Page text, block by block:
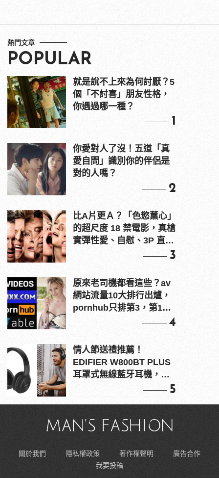
熱門文章
POPULAR
就是說不上來為何討厭？5
個「不討喜」朋友性格，
你遇過哪一種？
1
你愛對人了沒！五道「真
愛自問」識別你的伴侶是
對的人嗎？
2
比A片更Ａ？「色慾薰心」
的超尺度 18 禁電影，真槍
實彈性愛、自慰、3P 直接
3
原來老司機都看這些？av
網站流量10大排行出爐，
pornhub只排第3，第1名
4
情人節送禮推薦！
EDIFIER W800BT PLUS
耳罩式無線藍牙耳機，在
5
關於我們 隱私權政策 著作權聲明
廣告合作
我要投稿